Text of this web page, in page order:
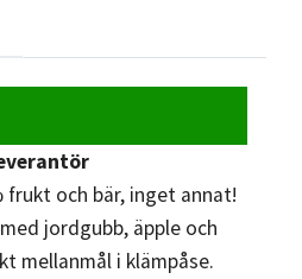
frukt och bär, inget annat!
jordgubb, äpple och
mellanmål i klämpåse.